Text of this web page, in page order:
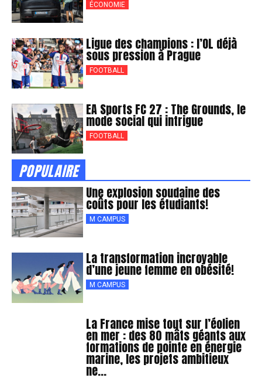
ÉCONOMIE
Ligue des champions : l’OL déjà
sous pression à Prague
FOOTBALL
EA Sports FC 27 : The Grounds, le
mode social qui intrigue
FOOTBALL
POPULAIRE
Une explosion soudaine des
coûts pour les étudiants!
M CAMPUS
La transformation incroyable
d’une jeune femme en obésité!
M CAMPUS
La France mise tout sur l’éolien
en mer : des 80 mâts géants aux
formations de pointe en énergie
marine, les projets ambitieux
ne...